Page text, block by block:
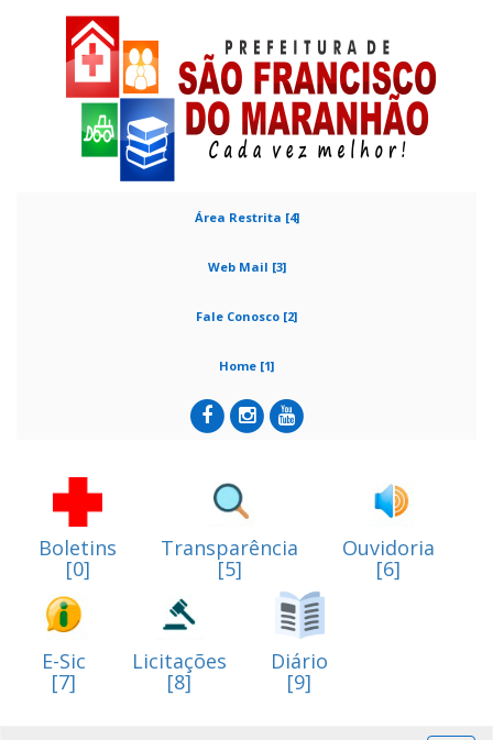
Área Restrita [4]
Web Mail [3]
Fale Conosco [2]
Home [1]
Boletins
[0]
Transparência
[5]
Ouvidoria
[6]
E-Sic
[7]
Licitações
[8]
Diário
[9]